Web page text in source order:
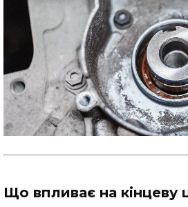
Що впливає на кінцеву